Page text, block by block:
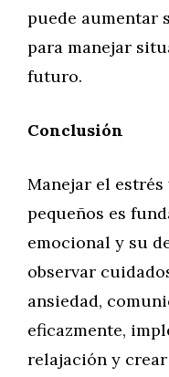
puede aumentar
para manejar
futuro.
Conclusión
Manejar el
pequeños es
emocional y su
observar
ansiedad,
eficazmente,
relajación y